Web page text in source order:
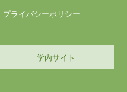
プライバシーポリシー
学内サイト